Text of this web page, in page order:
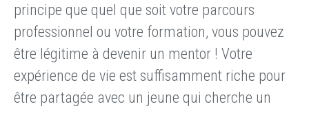
principe que quel que soit votre parcours
professionnel ou votre formation, vous pouvez
être légitime à devenir un mentor ! Votre
expérience de vie est suffisamment riche pour
être partagée avec un jeune qui cherche un